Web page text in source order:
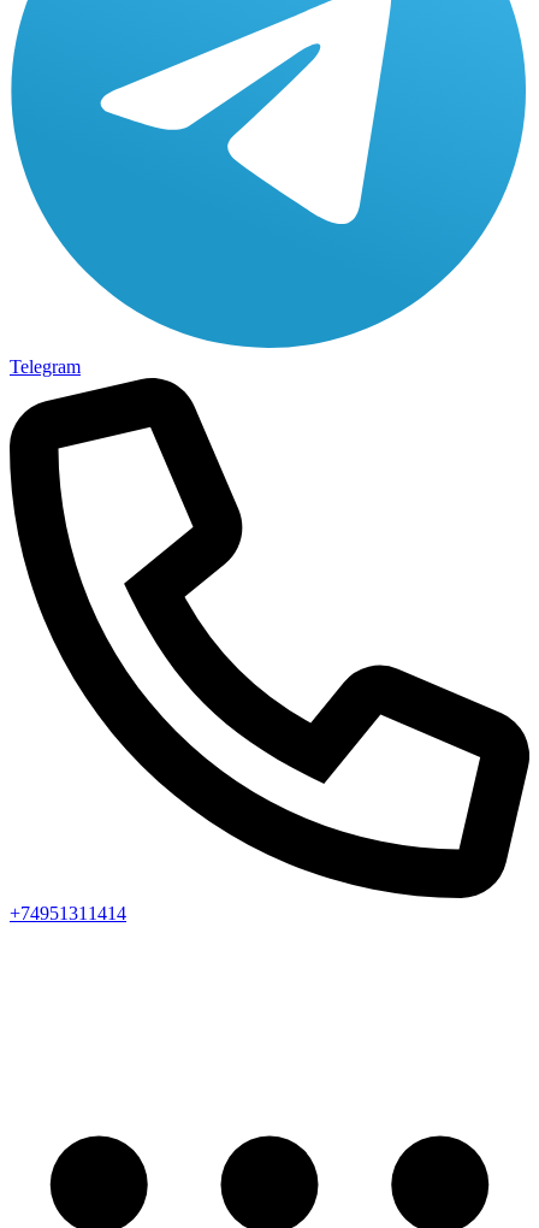
Telegram
+74951311414